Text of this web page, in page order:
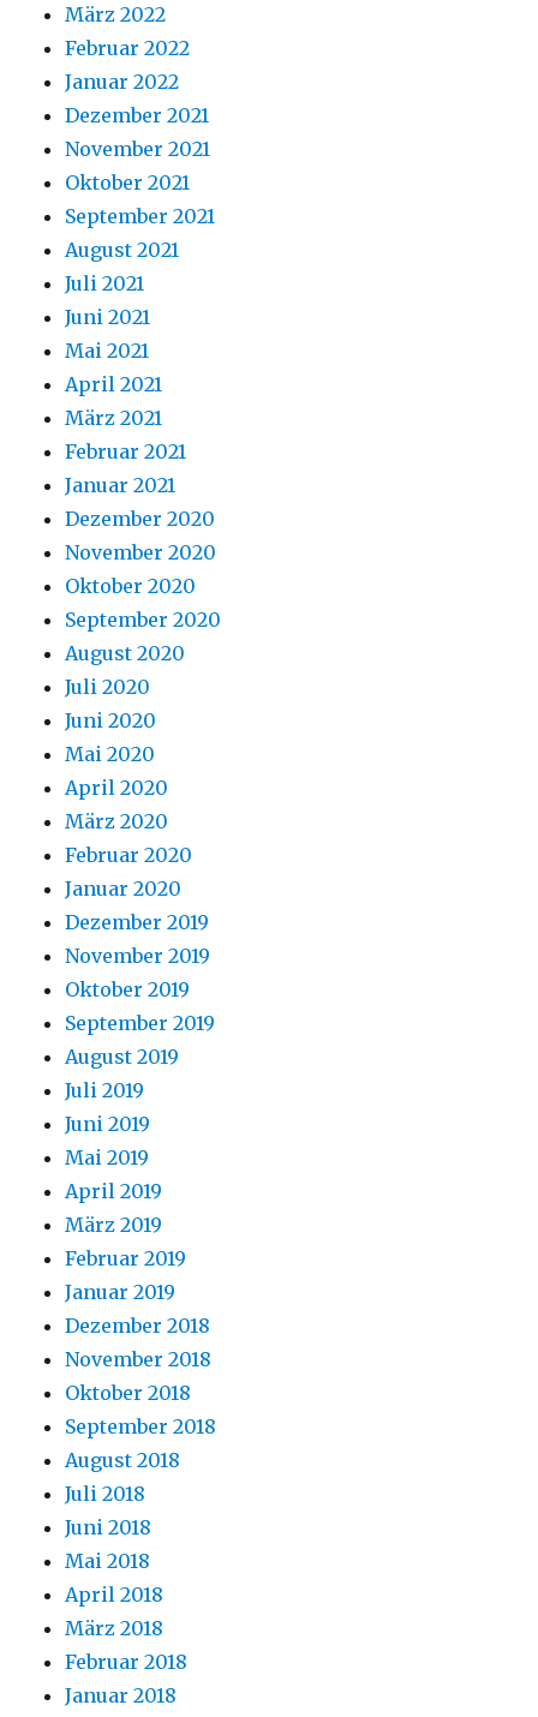
März 2022
Februar 2022
Januar 2022
Dezember 2021
November 2021
Oktober 2021
September 2021
August 2021
Juli 2021
Juni 2021
Mai 2021
April 2021
März 2021
Februar 2021
Januar 2021
Dezember 2020
November 2020
Oktober 2020
September 2020
August 2020
Juli 2020
Juni 2020
Mai 2020
April 2020
März 2020
Februar 2020
Januar 2020
Dezember 2019
November 2019
Oktober 2019
September 2019
August 2019
Juli 2019
Juni 2019
Mai 2019
April 2019
März 2019
Februar 2019
Januar 2019
Dezember 2018
November 2018
Oktober 2018
September 2018
August 2018
Juli 2018
Juni 2018
Mai 2018
April 2018
März 2018
Februar 2018
Januar 2018